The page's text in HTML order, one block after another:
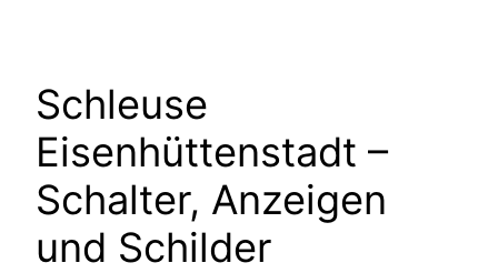
Schleuse
Eisenhüttenstadt –
Schalter, Anzeigen
und Schilder